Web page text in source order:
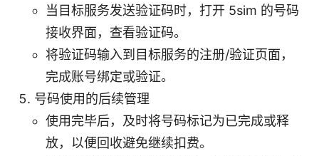
当目标服务发送验证码时，打开 5sim 的号码
接收界面，查看验证码。
将验证码输入到目标服务的注册/验证页面，
完成账号绑定或验证。
号码使用的后续管理
使用完毕后，及时将号码标记为已完成或释
放，以便回收避免继续扣费。